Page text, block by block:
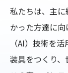
私たちは、主
かった方達に
（AI）技術を
装具をつくり、